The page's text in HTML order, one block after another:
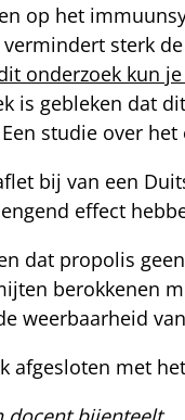
op het
sterk
onderzoek kun
is gebleken dat
studie over
bij van een
effect
dat propolis
berokkenen
weerbaarheid
afgesloten met